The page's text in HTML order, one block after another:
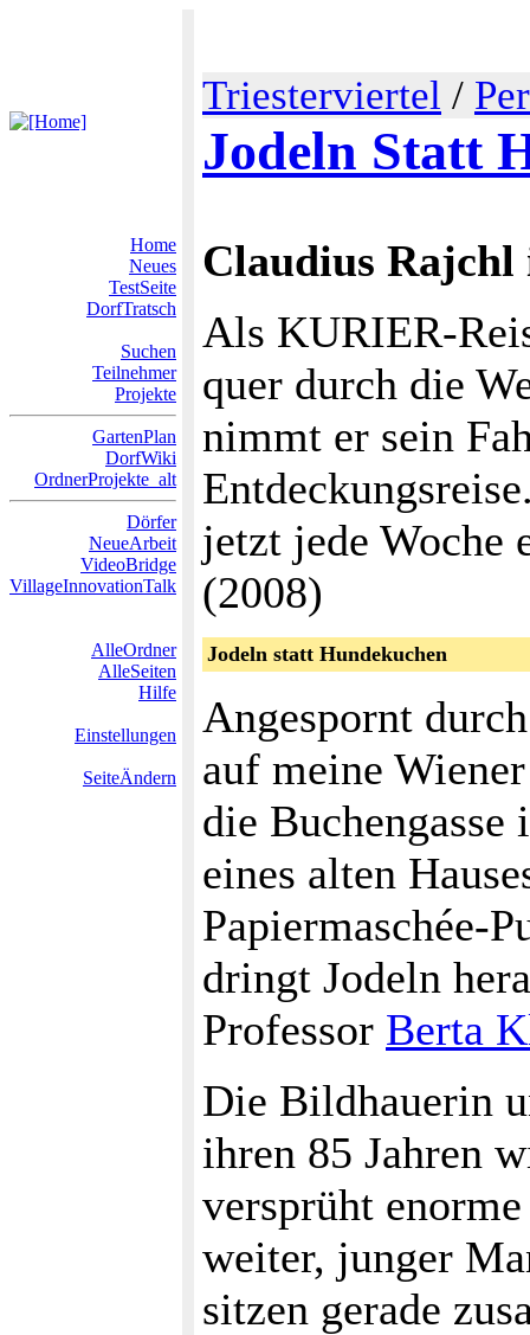
Triesterviertel /
Jodeln Statt
Home
Neues
TestSeite
DorfTratsch
Suchen
Teilnehmer
Projekte
GartenPlan
DorfWiki
OrdnerProjekte_alt
Dörfer
NeueArbeit
VideoBridge
VillageInnovationTalk
AlleOrdner
AlleSeiten
Hilfe
Einstellungen
SeiteÄndern
Claudius
Als KURIER-
quer durch die
nimmt er sein
jetzt jede
(2008)
Jodeln statt Hundekuchen
Angespornt
auf meine
die Buchengasse
eines alten
Papiermaschée-
dringt Jodeln
Professor Berta
Die Bildhauerin
ihren 85 Jahren
versprüht
weiter, junger
sitzen gerade